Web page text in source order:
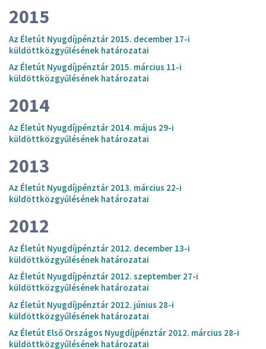
2015
Az Életút Nyugdíjpénztár 2015. december 17-i
küldöttközgyűlésének határozatai
Az Életút Nyugdíjpénztár 2015. március 11-i
küldöttközgyűlésének határozatai
2014
Az Életút Nyugdíjpénztár 2014. május 29-i
küldöttközgyűlésének határozatai
2013
Az Életút Nyugdíjpénztár 2013. március 22-i
küldöttközgyűlésének határozatai
2012
Az Életút Nyugdíjpénztár 2012. december 13-i
küldöttközgyűlésének határozatai
Az Életút Nyugdíjpénztár 2012. szeptember 27-i
küldöttközgyűlésének határozatai
Az Életút Nyugdíjpénztár 2012. június 28-i
küldöttközgyűlésének határozatai
Az Életút Első Országos Nyugdíjpénztár 2012. március 28-i
küldöttközgyűlésének határozatai